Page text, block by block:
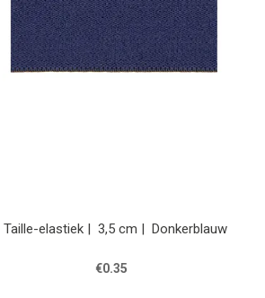
Taille-elastiek | 3,5 cm | Donkerblauw
€0.35